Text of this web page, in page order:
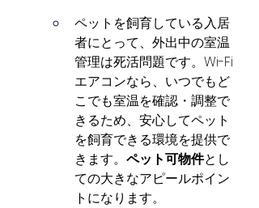
ペットを飼育している入居
者にとって、外出中の室温
管理は死活問題です。Wi-Fi
エアコンなら、いつでもど
こでも室温を確認・調整で
きるため、安心してペット
を飼育できる環境を提供で
きます。 ペット可物件とし
ての大きなアピールポイン
トになります。